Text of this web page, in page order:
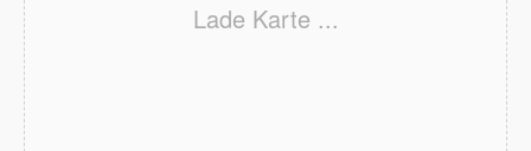
Lade Karte ...